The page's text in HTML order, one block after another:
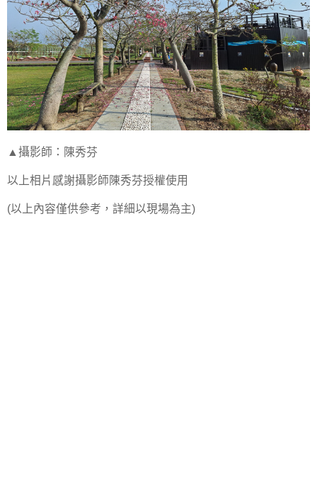
▲攝影師：陳秀芬
以上相片感謝攝影師陳秀芬授權使用
(以上內容僅供參考，詳細以現場為主)